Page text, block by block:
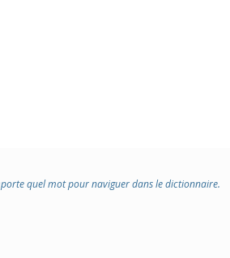
quel mot pour naviguer dans le dictionnaire.